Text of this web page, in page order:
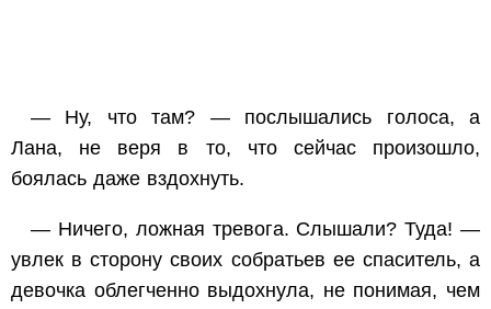
— Ну, что там? — послышались голоса, а
Лана, не веря в то, что сейчас произошло,
боялась даже вздохнуть.
— Ничего, ложная тревога. Слышали? Туда! —
увлек в сторону своих собратьев ее спаситель, а
девочка облегченно выдохнула, не понимая, чем